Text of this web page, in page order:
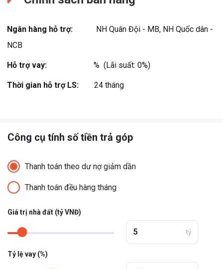
thác các yếu tố cảnh quan tự nhiên như sông hồ, thác nước, công
viên… để nhằm kiến tạo nên chỉnh thể hoàn hảo giữa thiên nhiên và
Xem thêm
Ngân hàng hỗ trợ:
NH Quân Đội - MB, NH Quốc dân -
NCB
Hỗ trợ vay: %  (Lãi suất: 0%)
Thời gian hỗ trợ LS: 24 tháng
Công cụ tính số tiền trả góp
Thanh toán theo dư nợ giảm dần
Thanh toán đều hàng tháng
Giá trị nhà đất (tỷ VNĐ)
tỷ
Tỷ lệ vay (%)